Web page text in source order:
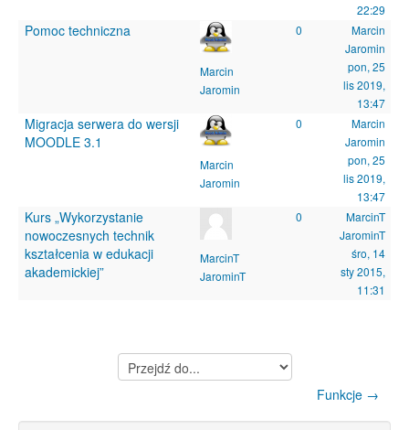
22:29
Pomoc techniczna
Marcin
Jaromin
0
Marcin
Jaromin
pon, 25
lis 2019,
13:47
Migracja serwera do wersji
MOODLE 3.1
Marcin
Jaromin
0
Marcin
Jaromin
pon, 25
lis 2019,
13:47
Kurs „Wykorzystanie
nowoczesnych technik
kształcenia w edukacji
akademickiej”
MarcinT
JarominT
0
MarcinT
JarominT
śro, 14
sty 2015,
11:31
Przejdź
do...
Funkcje →